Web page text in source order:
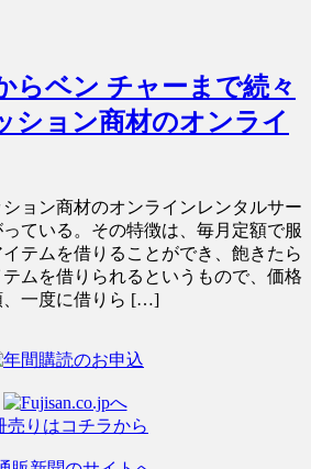
らベン チャーまで続々
ョン商材のオンライ
ョン商材のオンラインレンタルサー
ている。その特徴は、毎月定額で服
テムを借りることができ、飽きたら
ムを借りられるというもので、価格
、一度に借りら […]
売りはコチラから